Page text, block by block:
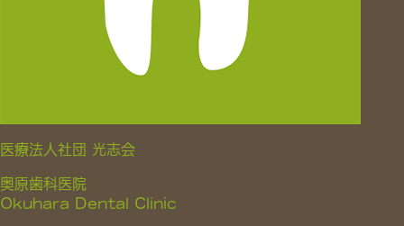
医療法人社団 光志会
奥原歯科医院
Okuhara Dental Clinic